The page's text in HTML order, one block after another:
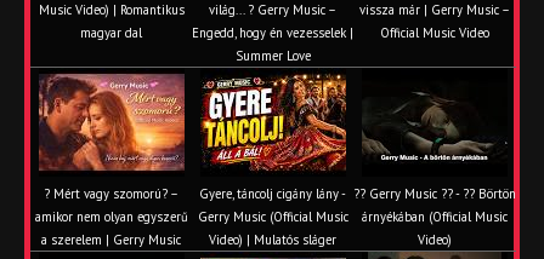
Music Video) | Romantikus
magyar dal
világ... ? Gerry Music –
Engedd, hogy én vezesselek |
Summer Love
vissza már | Gerry Music –
Official Music Video
? Mért vagy szomorú? –
amikor nem olyan egyszerű
a szerelem | Gerry Music
Gyere, táncolj cigány lány -
Gerry Music (Official Music
Video) | Mulatós sláger
?? Gerry Music ?? - ?? Börtön
árnyékában (Official Music
Video)